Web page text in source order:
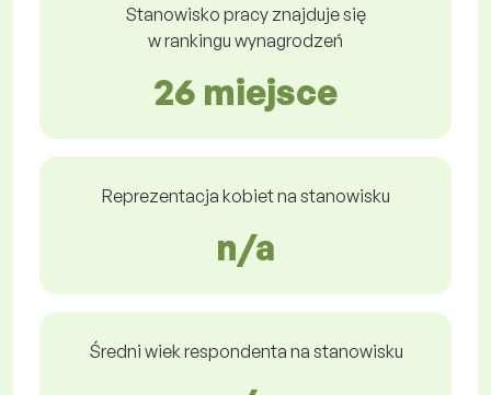
Stanowisko pracy znajduje się
w rankingu wynagrodzeń
26 miejsce
Reprezentacja kobiet na stanowisku
n/a
Średni wiek respondenta na stanowisku